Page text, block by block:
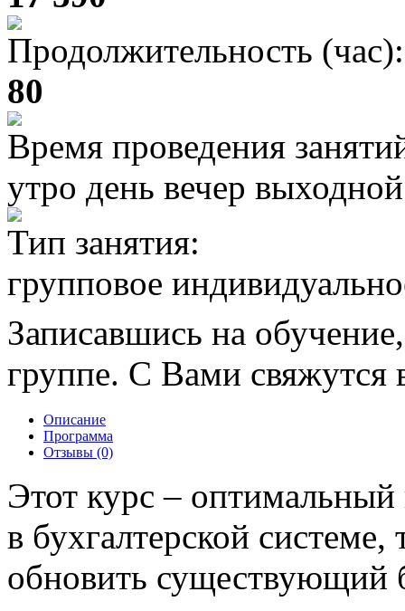
Продолжительность (час):
80
Время проведения
утро день вечер выходной
Тип занятия:
групповое
Записавшись на
группе. С Вами свяжутся
Описание
Программа
Отзывы (0)
Этот курс –
в бухгалтерской системе,
обновить существующий